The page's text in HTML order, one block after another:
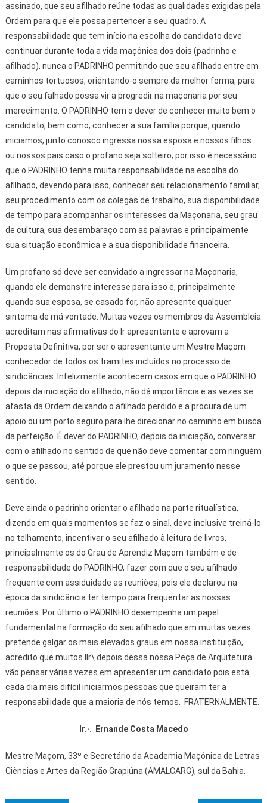
assinado, que seu afilhado reúne todas as qualidades exigidas pela
Ordem para que ele possa pertencer a seu quadro. A
responsabilidade que tem início na escolha do candidato deve
continuar durante toda a vida maçônica dos dois (padrinho e
afilhado), nunca o PADRINHO permitindo que seu afilhado entre em
caminhos tortuosos, orientando-o sempre da melhor forma, para
que o seu falhado possa vir a progredir na maçonaria por seu
merecimento. O PADRINHO tem o dever de conhecer muito bem o
candidato, bem como, conhecer a sua família porque, quando
iniciamos, junto conosco ingressa nossa esposa e nossos filhos
ou nossos pais caso o profano seja solteiro; por isso é necessário
que o PADRINHO tenha muita responsabilidade na escolha do
afilhado, devendo para isso, conhecer seu relacionamento familiar,
seu procedimento com os colegas de trabalho, sua disponibilidade
de tempo para acompanhar os interesses da Maçonaria, seu grau
de cultura, sua desembaraço com as palavras e principalmente
sua situação econômica e a sua disponibilidade financeira.
Um profano só deve ser convidado a ingressar na Maçonaria,
quando ele demonstre interesse para isso e, principalmente
quando sua esposa, se casado for, não apresente qualquer
sintoma de má vontade. Muitas vezes os membros da Assembleia
acreditam nas afirmativas do Ir apresentante e aprovam a
Proposta Definitiva, por ser o apresentante um Mestre Maçom
conhecedor de todos os tramites incluídos no processo de
sindicâncias. Infelizmente acontecem casos em que o PADRINHO
depois da iniciação do afilhado, não dá importância e as vezes se
afasta da Ordem deixando o afilhado perdido e a procura de um
apoio ou um porto seguro para lhe direcionar no caminho em busca
da perfeição. É dever do PADRINHO, depois da iniciação, conversar
com o afilhado no sentido de que não deve comentar com ninguém
o que se passou, até porque ele prestou um juramento nesse
sentido.
Deve ainda o padrinho orientar o afilhado na parte ritualística,
dizendo em quais momentos se faz o sinal, deve inclusive treiná-lo
no telhamento, incentivar o seu afilhado à leitura de livros,
principalmente os do Grau de Aprendiz Maçom também e de
responsabilidade do PADRINHO, fazer com que o seu afilhado
frequente com assiduidade as reuniões, pois ele declarou na
época da sindicância ter tempo para frequentar as nossas
reuniões. Por último o PADRINHO desempenha um papel
fundamental na formação do seu afilhado que em muitas vezes
pretende galgar os mais elevados graus em nossa instituição,
acredito que muitos IIr\ depois dessa nossa Peça de Arquitetura
vão pensar várias vezes em apresentar um candidato pois está
cada dia mais difícil iniciarmos pessoas que queiram ter a
responsabilidade que a maioria de nós temos. FRATERNALMENTE.
Ir.·. Ernande Costa Macedo
Mestre Maçom, 33º e Secretário da Academia Maçônica de Letras
Ciências e Artes da Região Grapiúna (AMALCARG), sul da Bahia.